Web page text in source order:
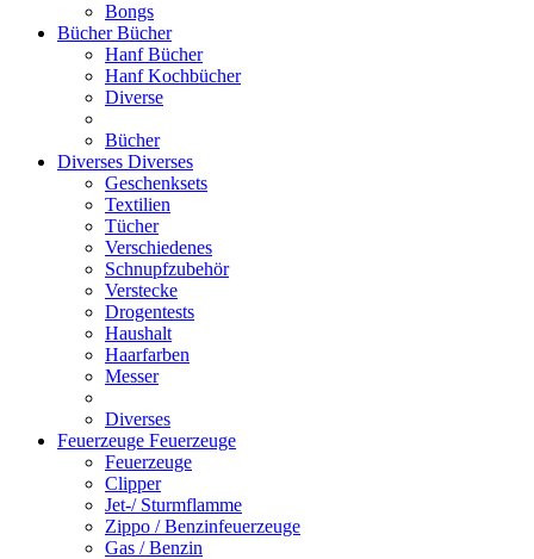
Bongs
BücherBücher
Hanf Bücher
Hanf Kochbücher
Diverse
Bücher
Diverses Diverses
Geschenksets
Textilien
Tücher
Verschiedenes
Schnupfzubehör
Verstecke
Drogentests
Haushalt
Haarfarben
Messer
Diverses
Feuerzeuge Feuerzeuge
Feuerzeuge
Clipper
Jet-/ Sturmflamme
Zippo / Benzinfeuerzeuge
Gas / Benzin